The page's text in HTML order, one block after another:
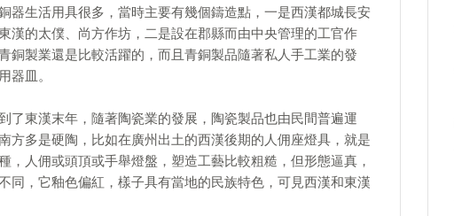
器生活用具很多，當時主要有幾個鑄造點，一是西漢都城長安
漢的太僕、尚方作坊，二是設在郡縣而由中央管理的工官作
銅製業還是比較活躍的，而且青銅製品隨著私人手工業的發
器皿。
了東漢末年，隨著陶瓷業的發展，陶瓷製品也由民間普遍運
方多是硬陶，比如在廣州出土的西漢後期的人佣座燈具，就是
，人佣或頭頂或手舉燈盤，塑造工藝比較粗糙，但形態逼真，
同，它釉色偏紅，樣子具有當地的民族特色，可見西漢和東漢